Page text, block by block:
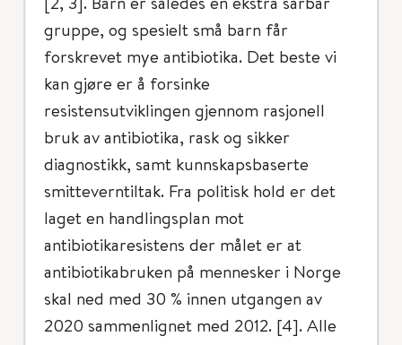
gruppe, og spesielt små barn får
forskrevet mye antibiotika. Det beste vi
kan gjøre er å forsinke
resistensutviklingen gjennom rasjonell
bruk av antibiotika, rask og sikker
diagnostikk, samt kunnskapsbaserte
smitteverntiltak. Fra politisk hold er det
laget en handlingsplan mot
antibiotikaresistens der målet er at
antibiotikabruken på mennesker i Norge
skal ned med 30 % innen utgangen av
2020 sammenlignet med 2012. [4]. Alle